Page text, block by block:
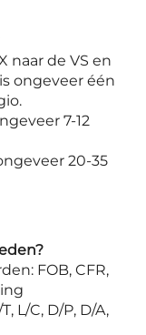
naar de VS en
ongeveer één
7-12
20-35
FOB, CFR,
L/C, D/P, D/A,